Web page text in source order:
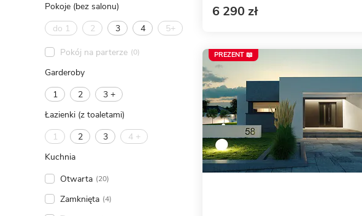
Pokoje (bez salonu)
do 1
2 3 4 5+
Pokój na parterze (0)
Garderoby
1
2
3 +
Łazienki (z toaletami)
1
2 3
4 +
Kuchnia
Otwarta (20)
Zamknięta (4)
6 290 zł
PREZENT 📖